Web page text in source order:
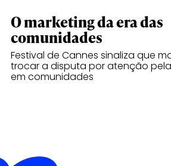
O marketing da era das
comunidades
Festival de Cannes sinaliza que
trocar a disputa por atenção
em comunidades